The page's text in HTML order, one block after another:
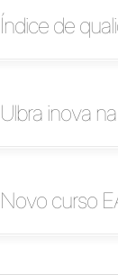
Índice de
Ulbra inova
Novo curso